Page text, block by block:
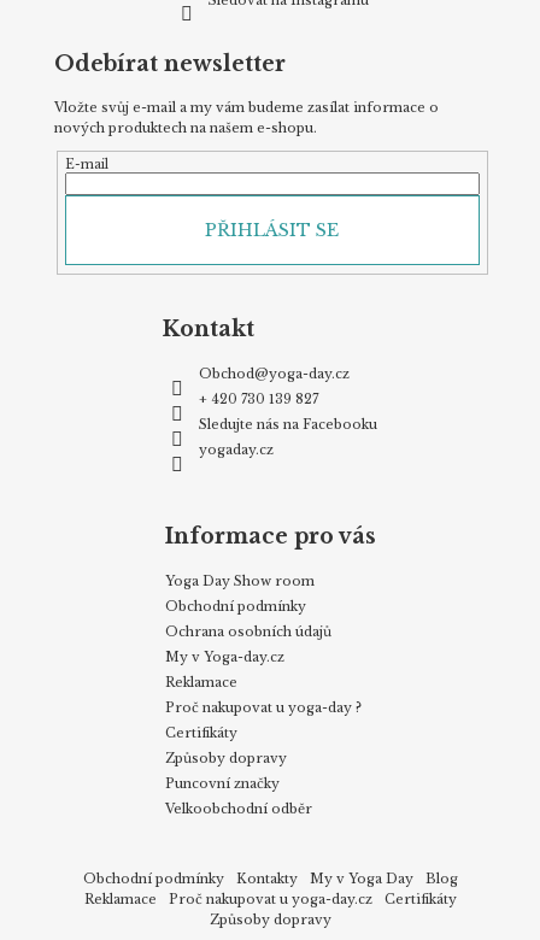
Odebírat newsletter
Vložte svůj e-mail a my vám budeme zasílat informace o
nových produktech na našem e-shopu.
E-mail
PŘIHLÁSIT SE
Kontakt
Obchod@yoga-day.cz
+ 420 730 139 827
Sledujte nás na Facebooku
yogaday.cz
Informace pro vás
Yoga Day Show room
Obchodní podmínky
Ochrana osobních údajů
My v Yoga-day.cz
Reklamace
Proč nakupovat u yoga-day ?
Certifikáty
Způsoby dopravy
Puncovní značky
Velkoobchodní odběr
Obchodní podmínky Kontakty My v Yoga Day
Blog
Reklamace
Proč nakupovat u yoga-day.cz
Certifikáty
Způsoby dopravy